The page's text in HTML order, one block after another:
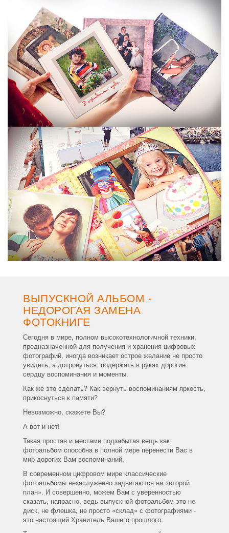
ВЫПУСКНОЙ АЛЬБОМ -
НЕДОРОГАЯ ЗАМЕНА
ФОТОКНИГЕ
Сегодня в мире, полном высокотехнологичной техники,
предназначенной для получения и хранения цифровых
фотографий, иногда возникает острое желание не просто
увидеть, а дотронуться, подержать в руках дорогие
сердцу воспоминания и моменты.
Как же это сделать? Как вернуть воспоминаниям яркость,
прикоснуться к памяти?
Невозможно, скажете Вы?
А вот и нет!
Такая простая и местами подзабытая вещь как
фотоальбом способна в полной мере перенести Вас в
мир дорогих Вам воспоминаний.
В современном цифровом мире классические
фотоальбомы незаслуженно задвигаются на «второй
план». И совершенно, можем Вам с уверенностью
сказать, напрасно, ведь выпускной фотоальбом это не
диск, не флешка, не просто «склад» с фотографиями -
это настоящий Хранитель Вашего прошлого.